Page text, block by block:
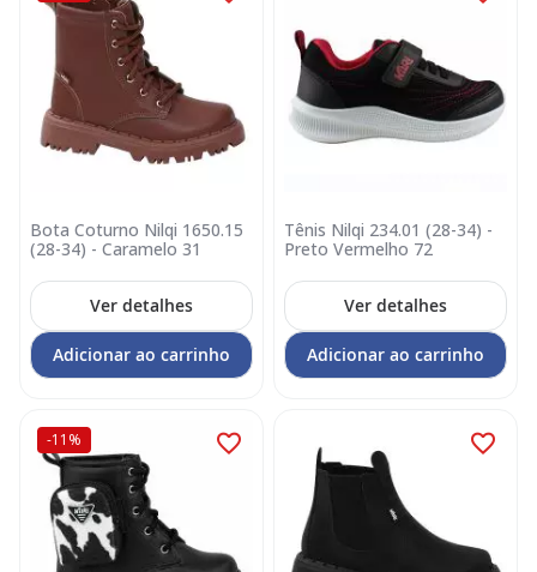
Bota Coturno Nilqi 1650.15
(28-34) - Caramelo 31
Ver detalhes
Adicionar ao carrinho
Tênis Nilqi 234.01 (28-34) -
Preto Vermelho 72
Ver detalhes
Adicionar ao carrinho
-11%